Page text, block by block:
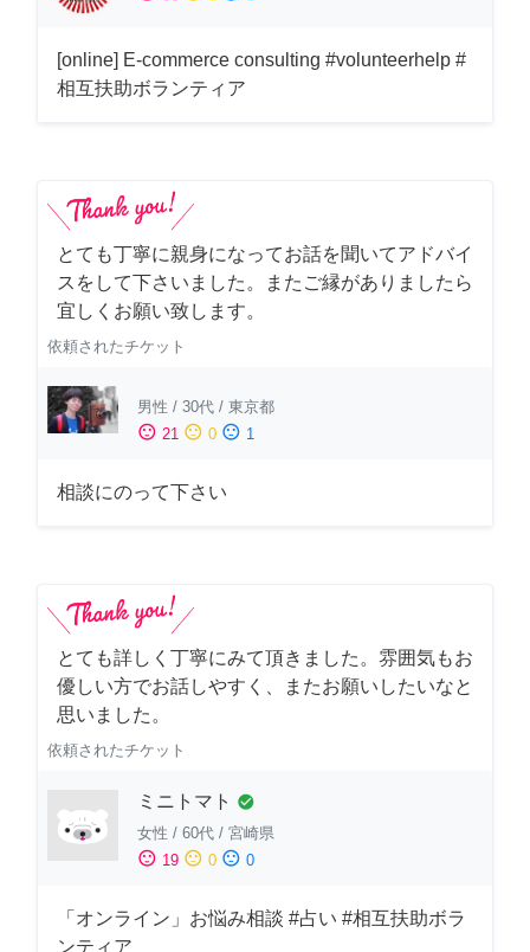
[online] E-commerce consulting #volunteerhelp #
相互扶助ボランティア
とても丁寧に親身になってお話を聞いてアドバイ
スをして下さいました。またご縁がありましたら
宜しくお願い致します。
依頼されたチケット
男性 / 30代 / 東京都
sentiment_satisfied 21 sentiment_neutral 0 sentiment_dissatisfied 1
相談にのって下さい
とても詳しく丁寧にみて頂きました。雰囲気もお
優しい方でお話しやすく、またお願いしたいなと
思いました。
依頼されたチケット
ミニトマト check_circle
女性 / 60代 / 宮崎県
sentiment_satisfied 19 sentiment_neutral 0 sentiment_dissatisfied 0
「オンライン」お悩み相談 #占い #相互扶助ボラ
ンティア